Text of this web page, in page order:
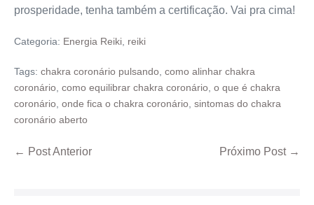
prosperidade, tenha também a certificação. Vai pra cima!
Categoria: Energia Reiki reiki
Tags: chakra coronário pulsando como alinhar chakra
coronário como equilibrar chakra coronário o que é chakra
coronário onde fica o chakra coronário sintomas do chakra
coronário aberto
← Post Anterior Próximo Post →